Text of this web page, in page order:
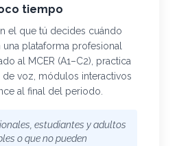
tiempo
el que tú decides cuándo
plataforma profesional
al MCER (A1–C2), practica
voz, módulos interactivos
al final del periodo.
estudiantes y adultos
o que no pueden